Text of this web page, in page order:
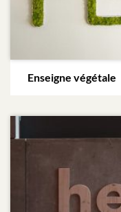
Enseigne végétale